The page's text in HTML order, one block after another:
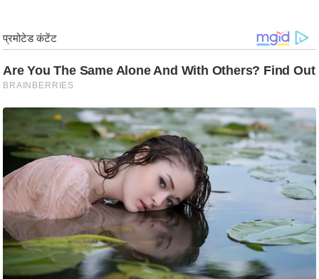
न
ज
ग
त
बॉ
ली
वु
ड
हॉ
वु
ड
फि